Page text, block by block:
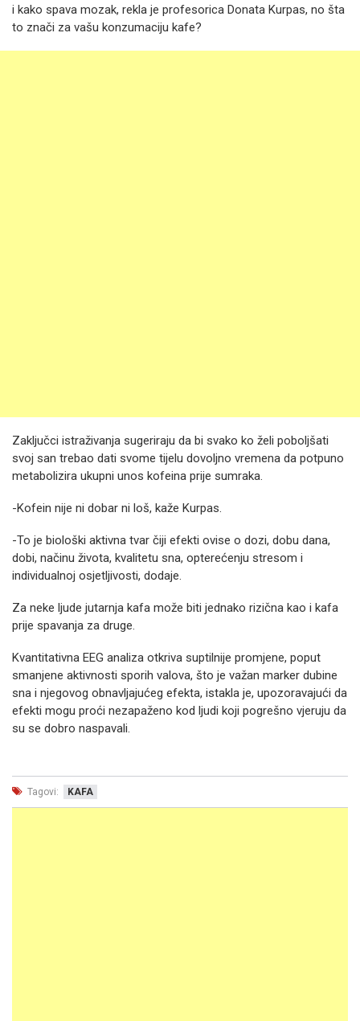
i kako spava mozak, rekla je profesorica Donata Kurpas, no šta
to znači za vašu konzumaciju kafe?
Zaključci istraživanja sugeriraju da bi svako ko želi poboljšati
svoj san trebao dati svome tijelu dovoljno vremena da potpuno
metabolizira ukupni unos kofeina prije sumraka.
-Kofein nije ni dobar ni loš, kaže Kurpas.
-To je biološki aktivna tvar čiji efekti ovise o dozi, dobu dana,
dobi, načinu života, kvalitetu sna, opterećenju stresom i
individualnoj osjetljivosti, dodaje.
Za neke ljude jutarnja kafa može biti jednako rizična kao i kafa
prije spavanja za druge.
Kvantitativna EEG analiza otkriva suptilnije promjene, poput
smanjene aktivnosti sporih valova, što je važan marker dubine
sna i njegovog obnavljajućeg efekta, istakla je, upozoravajući da
efekti mogu proći nezapaženo kod ljudi koji pogrešno vjeruju da
su se dobro naspavali.
Tagovi: KAFA